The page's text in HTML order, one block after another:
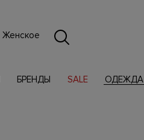
Женское
БРЕНДЫ SALE ОДЕЖДА